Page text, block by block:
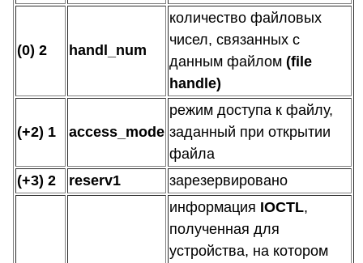
(0) 2 handl_num
количество файловых
чисел, связанных с
данным файлом (file
handle)
(+2) 1 access_mode
режим доступа к файлу,
заданный при открытии
файла
(+3) 2
reserv1 зарезервировано
информация IOCTL,
полученная для
устройства, на котором